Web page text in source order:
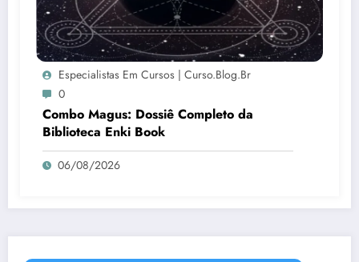
Especialistas Em Cursos | Curso.blog.br
0
Combo Magus: Dossiê Completo da
Biblioteca Enki Book
06/08/2026